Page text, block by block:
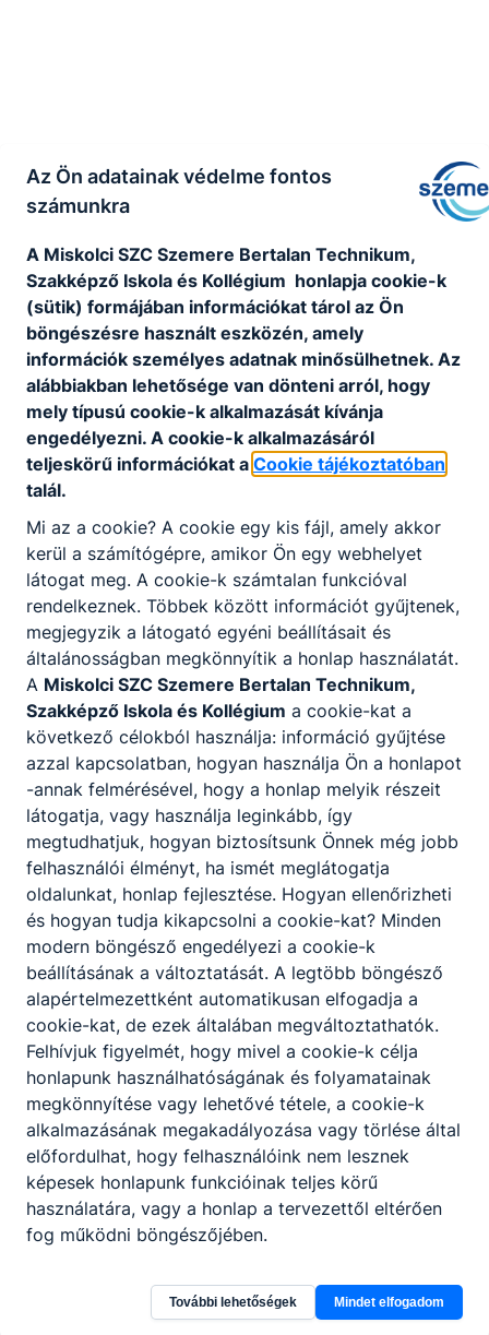
Az Ön adatainak védelme fontos
számunkra
A Miskolci SZC Szemere Bertalan Technikum,
Szakképző Iskola és Kollégium honlapja cookie-k
(sütik) formájában információkat tárol az Ön
böngészésre használt eszközén, amely
információk személyes adatnak minősülhetnek. Az
alábbiakban lehetősége van dönteni arról, hogy
mely típusú cookie-k alkalmazását kívánja
engedélyezni. A cookie-k alkalmazásáról
teljeskörű információkat a Cookie tájékoztatóban
talál.
Mi az a cookie? A cookie egy kis fájl, amely akkor
kerül a számítógépre, amikor Ön egy webhelyet
látogat meg. A cookie-k számtalan funkcióval
rendelkeznek. Többek között információt gyűjtenek,
megjegyzik a látogató egyéni beállításait és
általánosságban megkönnyítik a honlap használatát.
A Miskolci SZC Szemere Bertalan Technikum,
Szakképző Iskola és Kollégium a cookie-kat a
következő célokból használja: információ gyűjtése
azzal kapcsolatban, hogyan használja Ön a honlapot
-annak felmérésével, hogy a honlap melyik részeit
látogatja, vagy használja leginkább, így
megtudhatjuk, hogyan biztosítsunk Önnek még jobb
felhasználói élményt, ha ismét meglátogatja
oldalunkat, honlap fejlesztése. Hogyan ellenőrizheti
és hogyan tudja kikapcsolni a cookie-kat? Minden
modern böngésző engedélyezi a cookie-k
beállításának a változtatását. A legtöbb böngésző
alapértelmezettként automatikusan elfogadja a
cookie-kat, de ezek általában megváltoztathatók.
Felhívjuk figyelmét, hogy mivel a cookie-k célja
honlapunk használhatóságának és folyamatainak
megkönnyítése vagy lehetővé tétele, a cookie-k
alkalmazásának megakadályozása vagy törlése által
előfordulhat, hogy felhasználóink nem lesznek
képesek honlapunk funkcióinak teljes körű
használatára, vagy a honlap a tervezettől eltérően
fog működni böngészőjében.
További lehetőségek Mindet elfogadom